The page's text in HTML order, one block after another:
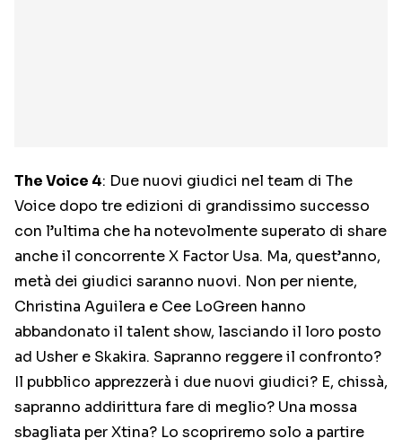
The Voice 4: Due nuovi giudici nel team di The
Voice dopo tre edizioni di grandissimo successo
con l’ultima che ha notevolmente superato di share
anche il concorrente X Factor Usa. Ma, quest’anno,
metà dei giudici saranno nuovi. Non per niente,
Christina Aguilera e Cee LoGreen hanno
abbandonato il talent show, lasciando il loro posto
ad Usher e Skakira. Sapranno reggere il confronto?
Il pubblico apprezzerà i due nuovi giudici? E, chissà,
sapranno addirittura fare di meglio? Una mossa
sbagliata per Xtina? Lo scopriremo solo a partire